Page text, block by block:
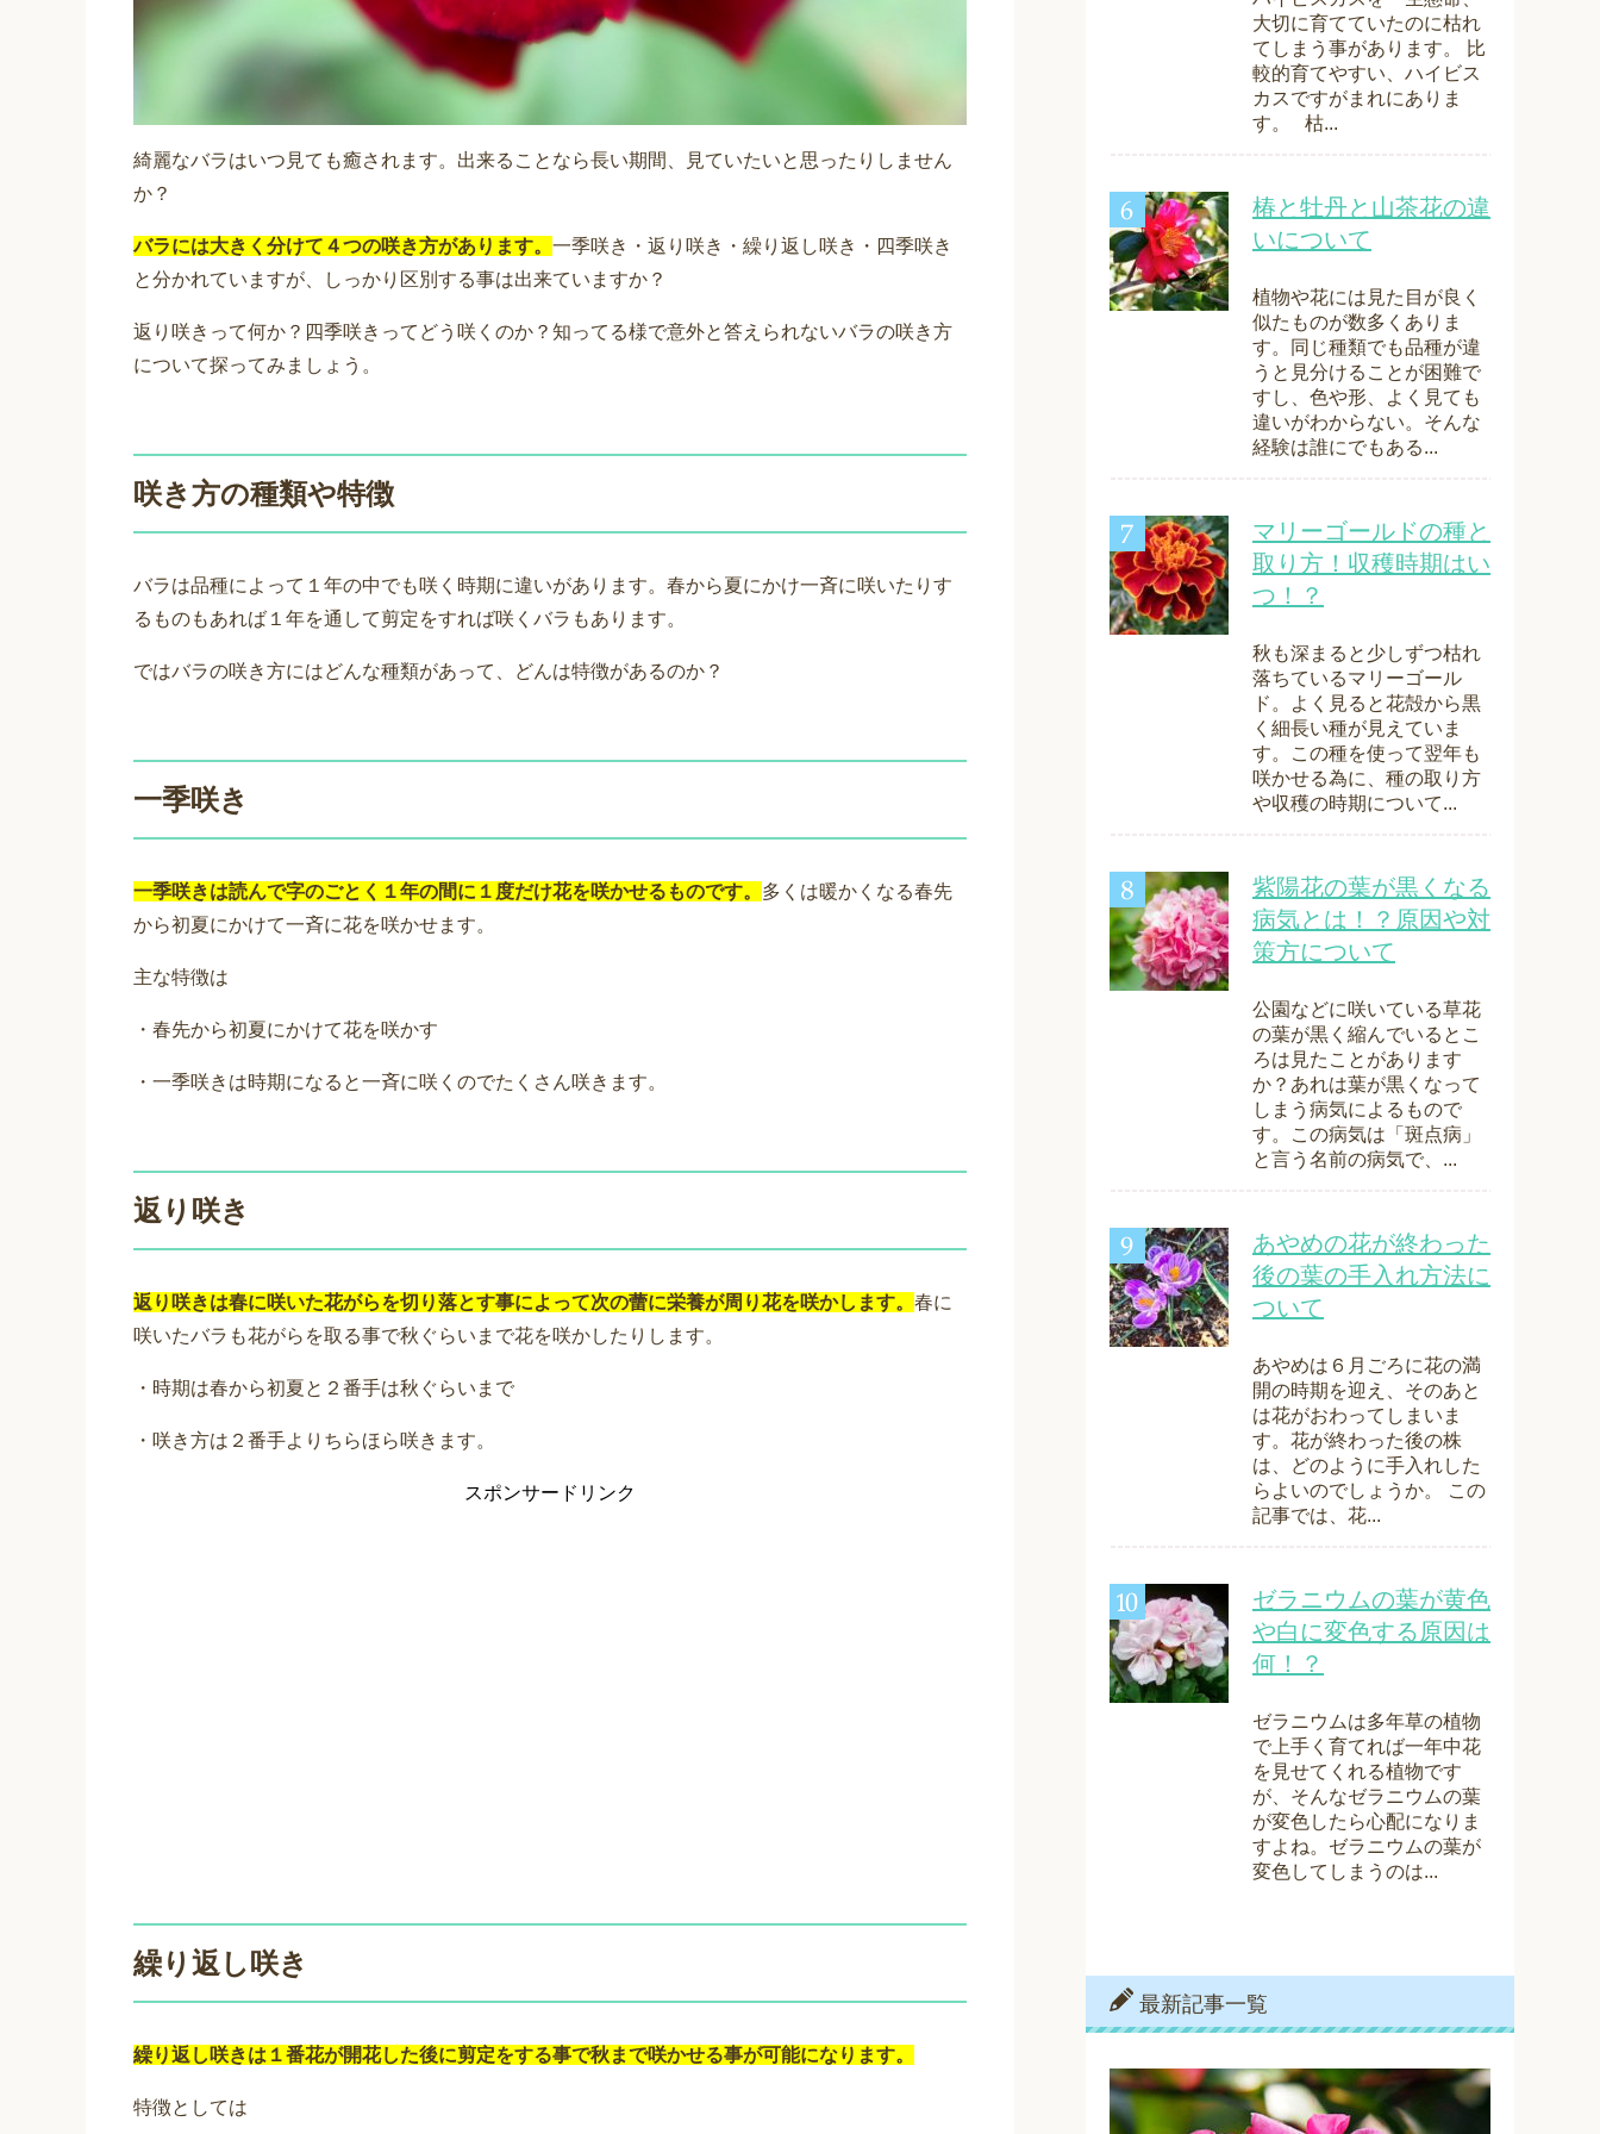
綺麗なバラはいつ見ても癒されます。出来ることなら長い期間、見ていたいと思ったりしません
か？
バラには大きく分けて４つの咲き方があります。 一季咲き・返り咲き・繰り返し咲き・四季咲き
と分かれていますが、しっかり区別する事は出来ていますか？
返り咲きって何か？四季咲きってどう咲くのか？知ってる様で意外と答えられないバラの咲き方
について探ってみましょう。
咲き方の種類や特徴
バラは品種によって１年の中でも咲く時期に違いがあります。春から夏にかけ一斉に咲いたりす
るものもあれば１年を通して剪定をすれば咲くバラもあります。
ではバラの咲き方にはどんな種類があって、どんは特徴があるのか？
一季咲き
一季咲きは読んで字のごとく１年の間に１度だけ花を咲かせるものです。 多くは暖かくなる春先
から初夏にかけて一斉に花を咲かせます。
主な特徴は
・春先から初夏にかけて花を咲かす
・一季咲きは時期になると一斉に咲くのでたくさん咲きます。
返り咲き
返り咲きは春に咲いた花がらを切り落とす事によって次の蕾に栄養が周り花を咲かします。 春に
咲いたバラも花がらを取る事で秋ぐらいまで花を咲かしたりします。
・時期は春から初夏と２番手は秋ぐらいまで
・咲き方は２番手よりちらほら咲きます。
スポンサードリンク
繰り返し咲き
繰り返し咲きは１番花が開花した後に剪定をする事で秋まで咲かせる事が可能になります。
特徴としては
大切に育てていたのに枯れ
てしまう事があります。 比
較的育てやすい、ハイビス
カスですがまれにありま
す。 枯...
椿と牡丹と山茶花の違
いについて
植物や花には見た目が良く
似たものが数多くありま
す。同じ種類でも品種が違
うと見分けることが困難で
すし、色や形、よく見ても
違いがわからない。そんな
経験は誰にでもある...
マリーゴールドの種と
取り方！収穫時期はい
つ！？
秋も深まると少しずつ枯れ
落ちているマリーゴール
ド。よく見ると花殻から黒
く細長い種が見えていま
す。この種を使って翌年も
咲かせる為に、種の取り方
や収穫の時期について...
紫陽花の葉が黒くなる
病気とは！？原因や対
策方について
公園などに咲いている草花
の葉が黒く縮んでいるとこ
ろは見たことがあります
か？あれは葉が黒くなって
しまう病気によるもので
す。この病気は「斑点病」
と言う名前の病気で、...
あやめの花が終わった
後の葉の手入れ方法に
ついて
あやめは６月ごろに花の満
開の時期を迎え、そのあと
は花がおわってしまいま
す。花が終わった後の株
は、どのように手入れした
らよいのでしょうか。 この
記事では、花...
ゼラニウムの葉が黄色
や白に変色する原因は
何！？
ゼラニウムは多年草の植物
で上手く育てれば一年中花
を見せてくれる植物です
が、そんなゼラニウムの葉
が変色したら心配になりま
すよね。ゼラニウムの葉が
変色してしまうのは...
最新記事一覧